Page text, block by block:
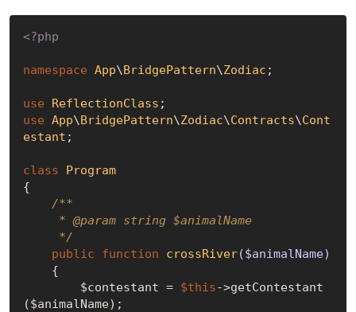
<?php
namespace App\BridgePattern\Zodiac ;
use ReflectionClass
use App\BridgePattern\Zodiac\Contracts\Cont
estant ;
class
Program
{
/**
     *
@param string $animalName
     */
public
function crossRiver($animalName)
{
        $contestant =
$this->getContestant
($animalName);